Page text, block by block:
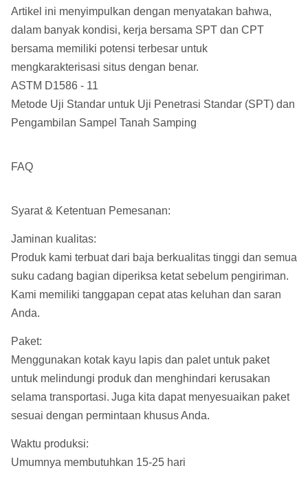
Artikel ini menyimpulkan dengan menyatakan bahwa,
dalam banyak kondisi, kerja bersama SPT dan CPT
bersama memiliki potensi terbesar untuk
mengkarakterisasi situs dengan benar.
ASTM D1586 - 11
Metode Uji Standar untuk Uji Penetrasi Standar (SPT) dan
Pengambilan Sampel Tanah Samping
FAQ
Syarat & Ketentuan Pemesanan:
Jaminan kualitas:
Produk kami terbuat dari baja berkualitas tinggi dan semua
suku cadang bagian diperiksa ketat sebelum pengiriman.
Kami memiliki tanggapan cepat atas keluhan dan saran
Anda.
Paket:
Menggunakan kotak kayu lapis dan palet untuk paket
untuk melindungi produk dan menghindari kerusakan
selama transportasi. Juga kita dapat menyesuaikan paket
sesuai dengan permintaan khusus Anda.
Waktu produksi:
Umumnya membutuhkan 15-25 hari